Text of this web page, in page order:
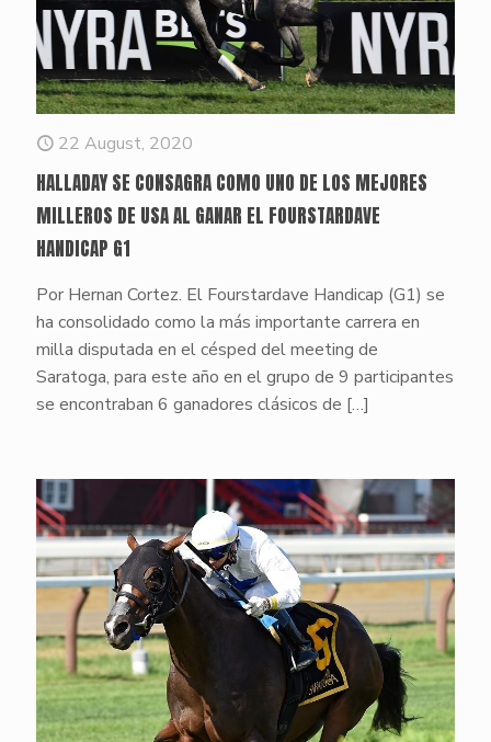
22 August, 2020
HALLADAY SE CONSAGRA COMO UNO DE LOS MEJORES
MILLEROS DE USA AL GANAR EL FOURSTARDAVE
HANDICAP G1
Por Hernan Cortez. El Fourstardave Handicap (G1) se
ha consolidado como la más importante carrera en
milla disputada en el césped del meeting de
Saratoga, para este año en el grupo de 9 participantes
se encontraban 6 ganadores clásicos de […]